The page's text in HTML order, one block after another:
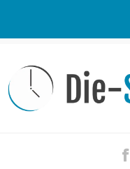
Kontakt / Tipp geben
Impressum